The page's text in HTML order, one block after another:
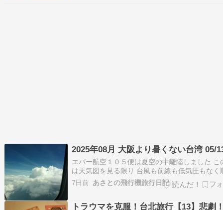
2025年08月 大阪より暑くない台湾 05/
エバー航空１０５便は夏空の中離陸しました こ
は天気図を見る限り 台風も前線も低気圧もなく
なフライトだと思っていましたが 鹿児島を抜け
たりから積乱雲があちこちに出てきて その上方
なって 通過時にはがたがたとよく揺れまし…
7日前 あさとの飛行機旅行日記
トラウマを克服！台北旅行【13】悲劇